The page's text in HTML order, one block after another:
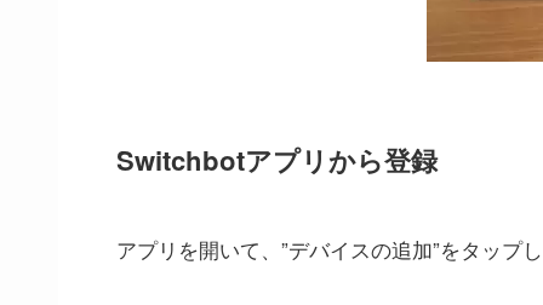
Switchbotアプリから登録
アプリを開いて、”デバイスの追加”をタップ